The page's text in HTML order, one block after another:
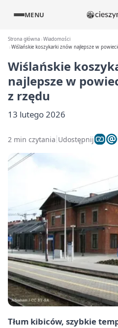
MENU
Strona główna Wiadomości
Wiślańskie koszykarki znów najlepsze w
Wiślańskie
najlepsze w
z rzędu
13 lutego 2026
2 min czytania Udostępnij
Tłum kibiców, szybkie